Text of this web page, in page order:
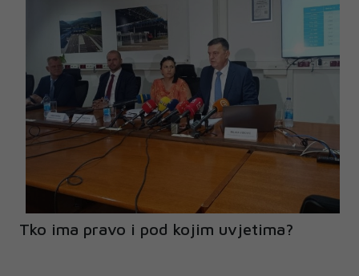
Tko ima pravo i pod kojim uvjetima?